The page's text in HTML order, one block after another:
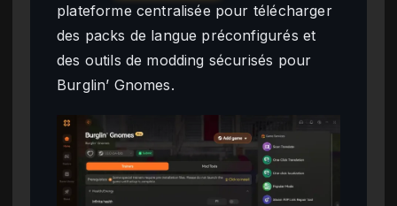
plateforme centralisée pour télécharger
des packs de langue préconfigurés et
des outils de modding sécurisés pour
Burglin’ Gnomes.